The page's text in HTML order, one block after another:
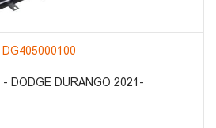
DG405000100
DODGE DURANGO 2021-